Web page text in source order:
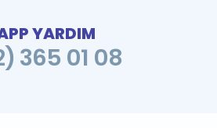
YARDIM
365 01 08